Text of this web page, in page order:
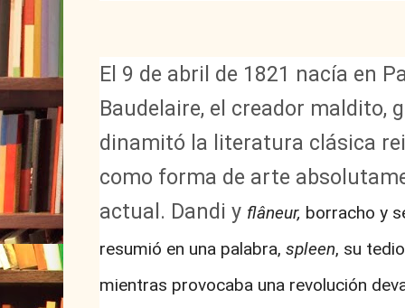
El 9 de abril de 1821 nacía en
Baudelaire, el creador maldito,
dinamitó la literatura clásica
como forma de arte
actual. Dandi y flâneur, borracho y
resumió en una palabra, spleen, su
mientras provocaba una revolución